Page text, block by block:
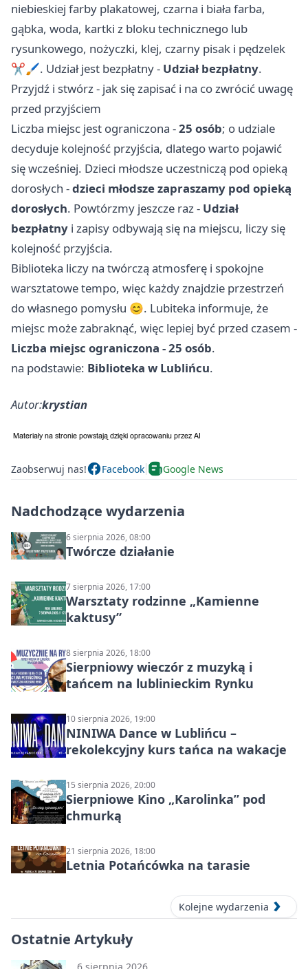
niebieskiej farby plakatowej, czarna i biała farba,
gąbka, woda, kartki z bloku technicznego lub
rysunkowego, nożyczki, klej, czarny pisak i pędzelek
✂️🖌️. Udział jest bezpłatny - Udział bezpłatny.
Przyjdź i stwórz - jak się zapisać i na co zwrócić uwagę
przed przyjściem
Liczba miejsc jest ograniczona -25 osób; o udziale
decyduje kolejność przyjścia, dlatego warto pojawić
się wcześniej. Dzieci młodsze uczestniczą pod opieką
dorosłych -dzieci młodsze zapraszamy pod opieką
dorosłych. Powtórzmy jeszcze raz - Udział
bezpłatny i zapisy odbywają się na miejscu, liczy się
kolejność przyjścia.
Biblioteka liczy na twórczą atmosferę i spokojne
warsztatowe tempo, więc każdy znajdzie przestrzeń
do własnego pomysłu 😊. Lubiteka informuje, że
miejsc może zabraknąć, więc lepiej być przed czasem -
Liczba miejsc ograniczona - 25 osób.
na podstawie: Biblioteka w Lublińcu.
Autor:krystian
Zaobserwuj nas! Facebook Google News
Nadchodzące wydarzenia
6 sierpnia 2026, 08:00
Twórcze działanie
7 sierpnia 2026, 17:00
Warsztaty rodzinne „Kamienne
kaktusy”
8 sierpnia 2026, 18:00
Sierpniowy wieczór z muzyką i
tańcem na lublinieckim Rynku
10 sierpnia 2026, 19:00
NINIWA Dance w Lublińcu –
rekolekcyjny kurs tańca na wakacje
15 sierpnia 2026, 20:00
Sierpniowe Kino „Karolinka” pod
chmurką
21 sierpnia 2026, 18:00
Letnia Potańcówka na tarasie
Kolejne wydarzenia
Ostatnie Artykuły